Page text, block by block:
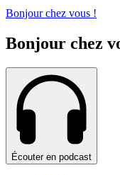
Bonjour chez vous !
Bonjour chez
Écouter en podcast